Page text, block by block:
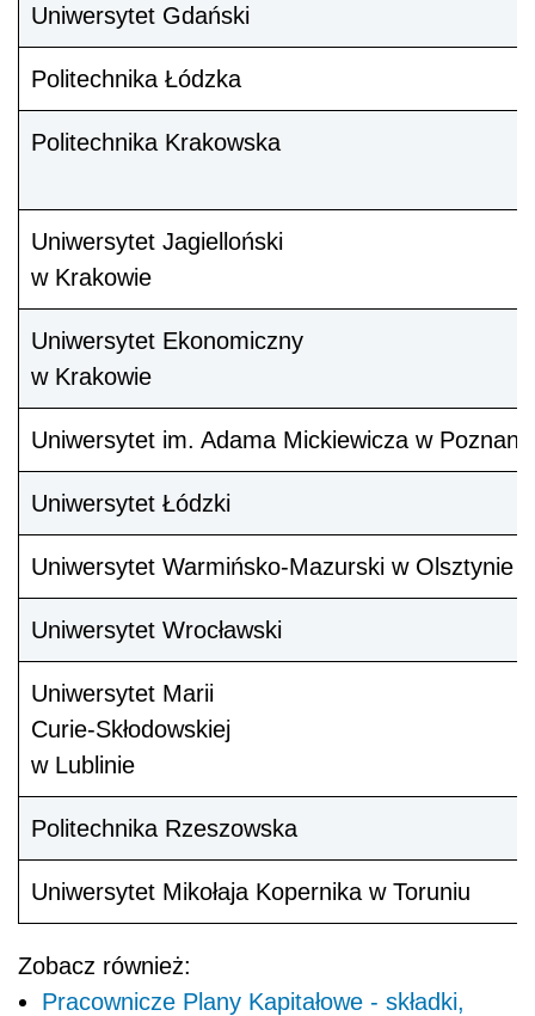
Uniwersytet Gdański
Politechnika Łódzka
Politechnika Krakowska
Uniwersytet Jagielloński
w Krakowie
Uniwersytet Ekonomiczny
w Krakowie
Uniwersytet im. Adama Mickiewicza w
Uniwersytet Łódzki
Uniwersytet Warmińsko-Mazurski w Olsztynie
Uniwersytet Wrocławski
Uniwersytet Marii
Curie-Skłodowskiej
w Lublinie
Politechnika Rzeszowska
Uniwersytet Mikołaja Kopernika w Toruniu
Zobacz również:
Pracownicze Plany Kapitałowe - składki,